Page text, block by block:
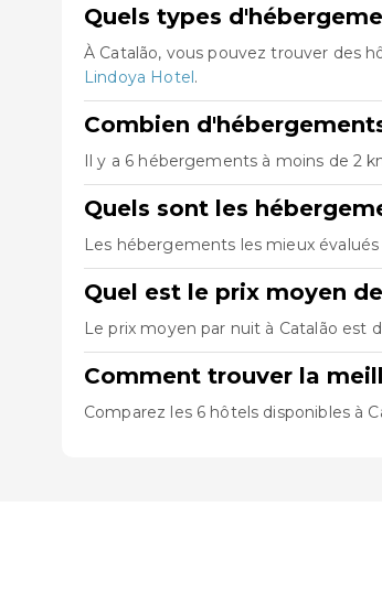
Quels types
À Catalão, vous pouvez trouver des
Lindoya Hotel.
Combien
Il y a 6 hébergements à moins de 2
Quels sont les
Les hébergements les mieux
Quel est le prix moyen
Le prix moyen par nuit à Catalão est
Comment trouver la
Comparez les 6 hôtels disponibles à